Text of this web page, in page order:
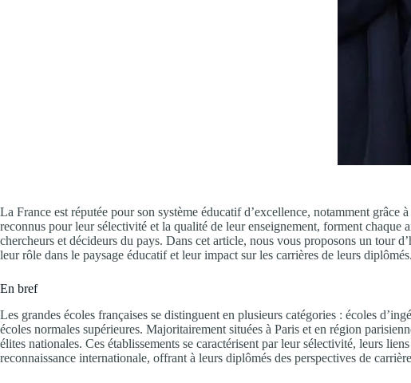
La France est réputée pour son système éducatif d’excellence, notamment grâce
reconnus pour leur sélectivité et la qualité de leur enseignement, forment chaque
chercheurs et décideurs du pays. Dans cet article, nous vous proposons un tour
leur rôle dans le paysage éducatif et leur impact sur les carrières de leurs diplômés.
En bref
Les grandes écoles françaises se distinguent en plusieurs catégories : écoles
écoles normales supérieures. Majoritairement situées à Paris et en région
élites nationales. Ces établissements se caractérisent par leur sélectivité, leurs
reconnaissance internationale, offrant à leurs diplômés des perspectives de